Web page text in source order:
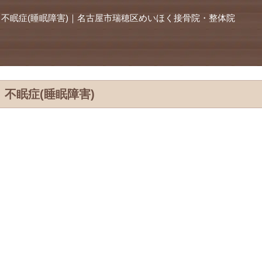
不眠症(睡眠障害)｜名古屋市瑞穂区めいほく接骨院・整体院
不眠症(睡眠障害)